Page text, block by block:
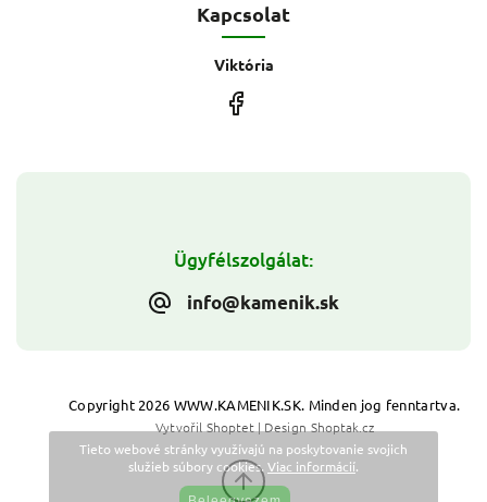
Tieto webové stránky využívajú na poskytovanie svojich
služieb súbory cookies. Viac informácií.
Ügyfélszolgálat:
info@kamenik.sk
Kapcsolat
Viktória
Copyright 2026 WWW.KAMENIK.SK. Minden jog fenntartva.
Vytvořil Shoptet| Design Shoptak.cz